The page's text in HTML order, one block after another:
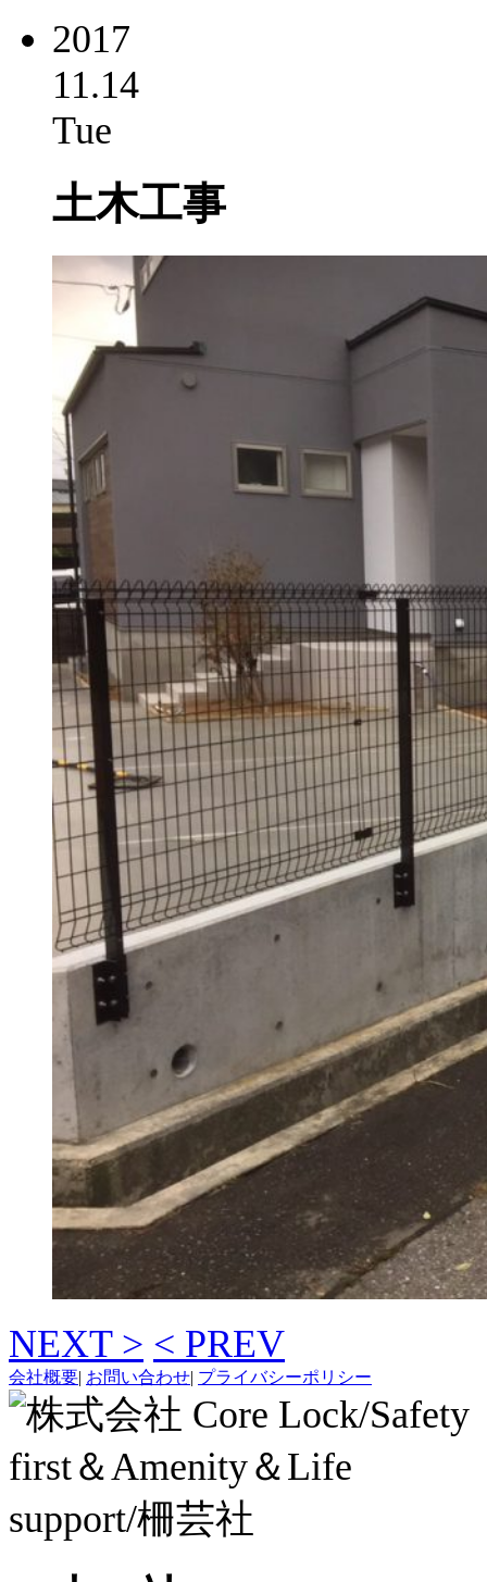
2017
11.14
Tue
土木工事
NEXT > < PREV
会社概要| お問い合わせ| プライバシーポリシー